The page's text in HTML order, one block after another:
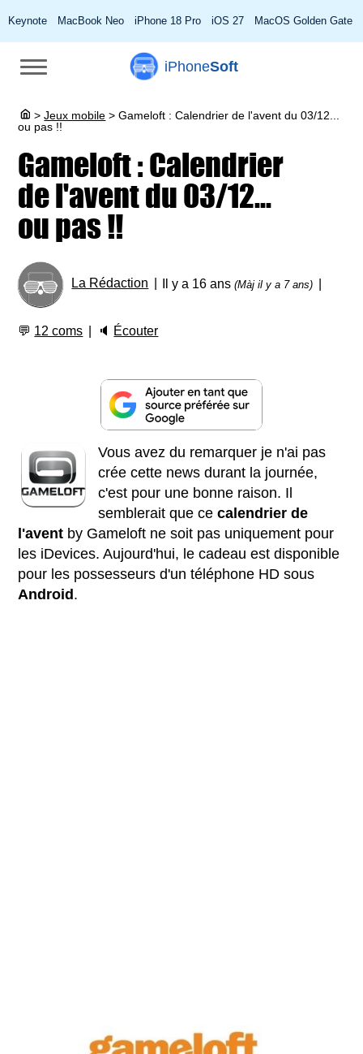
Keynote MacBook Neo iPhone 18 Pro iOS 27 MacOS Golden Gate
iPhoneSoft
> Jeux mobile > Gameloft : Calendrier de l'avent du 03/12...
ou pas !!
Gameloft : Calendrier
de l'avent du 03/12...
ou pas !!
La Rédaction Il y a 16 ans(Màj il y a 7 ans)
💬 12 coms 🔈 Écouter
Vous avez du remarquer je n'ai pas
crée cette news durant la journée,
c'est pour une bonne raison. Il
semblerait que cecalendrier de
l'avent by Gameloft ne soit pas uniquement pour
les iDevices. Aujourd'hui, le cadeau est disponible
pour les possesseurs d'un téléphone HD sous
Android.